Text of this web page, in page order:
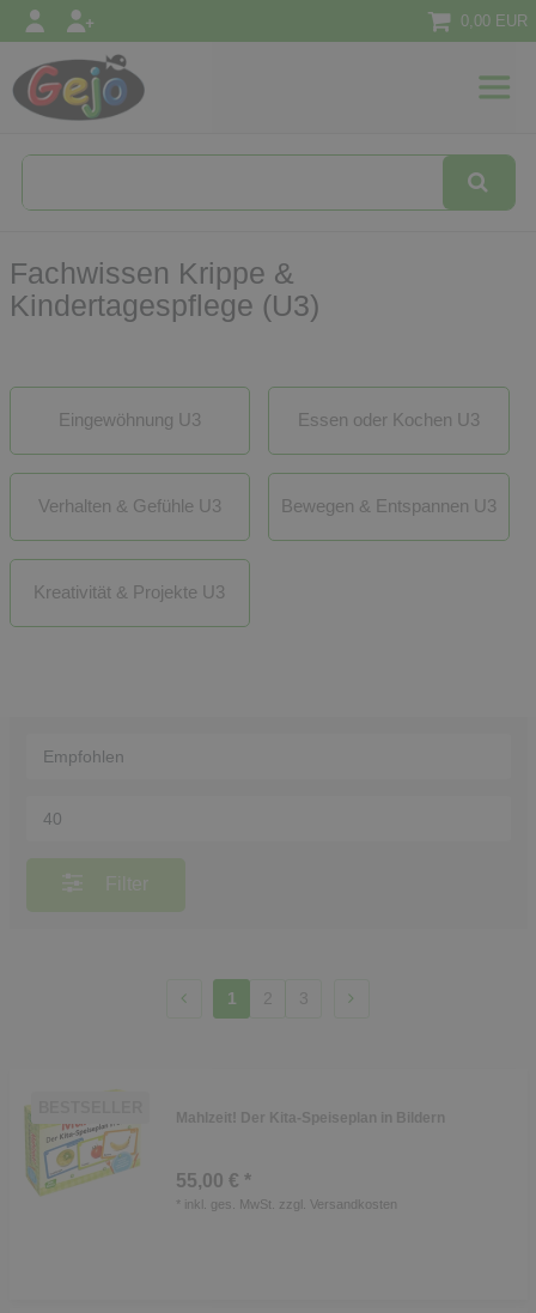
0,00 EUR
TextilienKonzepte
Ansätze
Fachwissen Krippe &
Kindertagespflege (U3)
Eingewöhnung U3 Essen oder Kochen U3
Verhalten & Gefühle U3 Bewegen & Entspannen U3
Kreativität & Projekte U3
Filter
1 2 3
Mahlzeit! Der Kita-Speiseplan in Bildern
55,00 € *
* inkl. ges. MwSt. zzgl. Versandkosten